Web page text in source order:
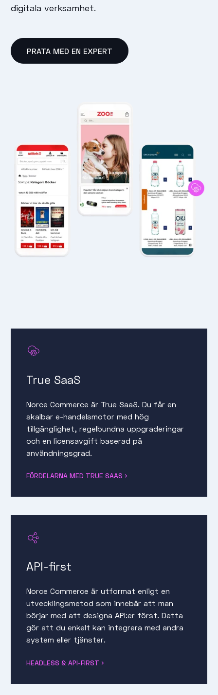
digitala verksamhet.
PRATA MED EN EXPERT
True SaaS
Norce Commerce är True SaaS. Du får en
skalbar e-handelsmotor med hög
tillgänglighet, regelbundna uppgraderingar
och en licensavgift baserad på
användningsgrad.
FÖRDELARNA MED TRUE SAAS
API-first
Norce Commerce är utformat enligt en
utvecklingsmetod som innebär att man
börjar med att designa API:er först. Detta
gör att du enkelt kan integrera med andra
system eller tjänster.
HEADLESS & API-FIRST